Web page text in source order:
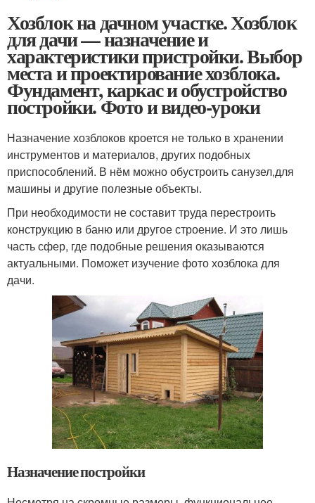
Хозблок на дачном участке. Хозблок
для дачи — назначение и
характеристики пристройки. Выбор
места и проектирование хозблока.
Фундамент, каркас и обустройство
постройки. Фото и видео-уроки
Назначение хозблоков кроется не только в хранении
инструментов и материалов, других подобных
приспособлений. В нём можно обустроить санузел,для
машины и другие полезные объекты.
При необходимости не составит труда перестроить
конструкцию в баню или другое строение. И это лишь
часть сфер, где подобные решения оказываются
актуальными. Поможет изучение фото хозблока для
дачи.
Назначение постройки